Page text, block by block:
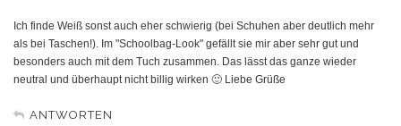
Ich finde Weiß sonst auch eher schwierig (bei Schuhen aber deutlich mehr
als bei Taschen!). Im "Schoolbag-Look" gefällt sie mir aber sehr gut und
besonders auch mit dem Tuch zusammen. Das lässt das ganze wieder
neutral und überhaupt nicht billig wirken 🙂 Liebe Grüße
ANTWORTEN